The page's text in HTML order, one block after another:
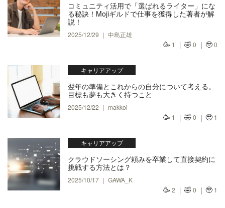
コミュニティ活用で「選ばれるライター」にな
る秘訣！Mojiギルドで仕事を獲得した著者が解
説！
2025/12/29 ｜ 中島正雄
🥳 1 🤣0 🥹0
キャリアアップ
翌年の準備とこれからの自分について考える。
目標も夢も大きく持つこと
2025/12/22 ｜ makkoi
🥳 1 🤣0 🥹 1
キャリアアップ
クラウドソーシング頼みを卒業して直接契約に
挑戦する方法とは？
2025/10/17 ｜ GAWA_K
🥳 2 🤣0 🥹 1